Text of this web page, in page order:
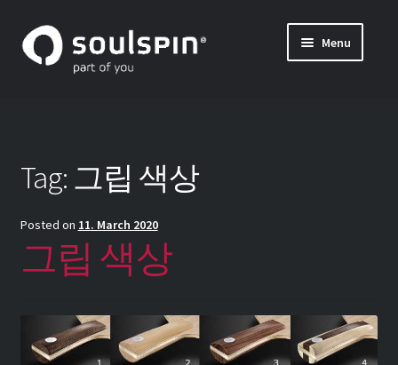
Skip
to
navigation
Skip
to
Menu
나만의 탁구 라켓 만들기 (특주)
나만의 탁구 블레이드 조합하기 – 조합 방법
Tag: 그립 색상
Posted on 11. March 2020
그립 색상